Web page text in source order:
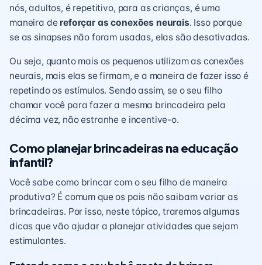
nós, adultos, é repetitivo, para as crianças, é uma
maneira de reforçar as conexões neurais. Isso porque
se as sinapses não foram usadas, elas são desativadas.
Ou seja, quanto mais os pequenos utilizam as conexões
neurais, mais elas se firmam, e a maneira de fazer isso é
repetindo os estímulos. Sendo assim, se o seu filho
chamar você para fazer a mesma brincadeira pela
décima vez, não estranhe e incentive-o.
Como planejar brincadeiras na educação
infantil?
Você sabe como brincar com o seu filho de maneira
produtiva? É comum que os pais não saibam variar as
brincadeiras. Por isso, neste tópico, traremos algumas
dicas que vão ajudar a planejar atividades que sejam
estimulantes.